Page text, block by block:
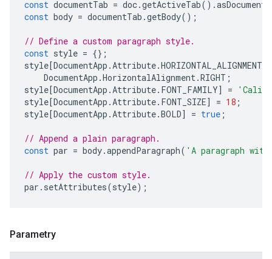
const documentTab = doc.getActiveTab().
const body = documentTab .getBody();
// Define a custom paragraph style.
const style = {};
style[DocumentApp .Attribute.HORIZONTAL_ALIGNMENT
DocumentApp .HorizontalAlignment.RIGHT ;
style[DocumentApp .Attribute. FONT_FAMILY] =
style[DocumentApp .Attribute. FONT_SIZE] = 18 ;
style[DocumentApp .Attribute.BOLD] = true ;
// Append a plain paragraph.
const par = body.appendParagraph( 'A paragraph
// Apply the custom style.
par . setAttributes(style);
Parametry